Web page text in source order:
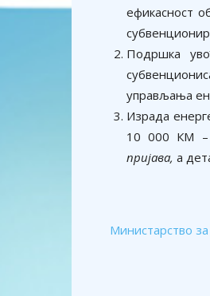
ефикасност
Подршка
управљања
Израда
10 000 КМ –
пријава, а
Министарство